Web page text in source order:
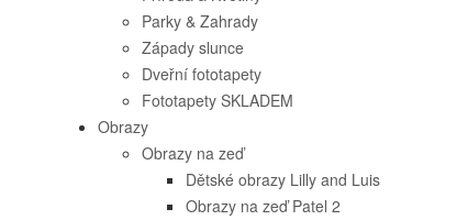
Parky & Zahrady
Západy slunce
Dveřní fototapety
Fototapety SKLADEM
Obrazy
Obrazy na zeď
Dětské obrazy Lilly and Luis
Obrazy na zeď Patel 2